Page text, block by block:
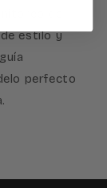
estilo y
perfecto